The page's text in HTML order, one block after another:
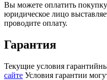
Вы можете оплатить
юридическое лицо
проводите оплату.
Гарантия
Текущие условия
сайте Условия гарантии